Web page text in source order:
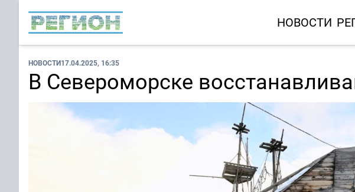
НОВОСТИ
НОВОСТИ17.04.2025, 16:35
В Североморске